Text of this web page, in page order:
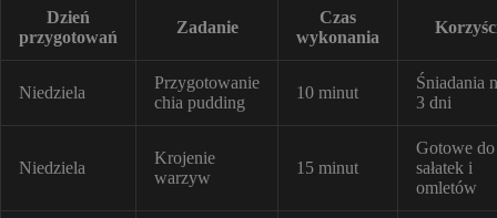
Dzień
przygotowań
Zadanie
Czas
wykonania
Niedziela
Przygotowanie
chia pudding
10 minut
Śniadania
3 dni
Niedziela
Krojenie
warzyw
15 minut
Gotowe do
sałatek i
omletów